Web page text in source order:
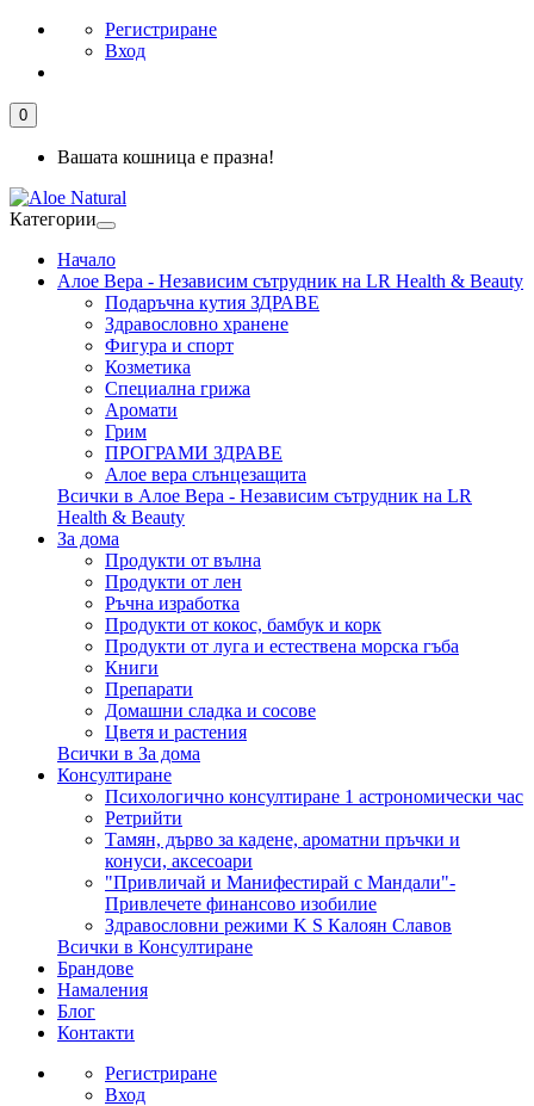
Регистриране
Вход
0
Вашата кошница е празна!
Категории
Начало
Алое Вера - Независим сътрудник на LR Health & Beauty
Подаръчна кутия ЗДРАВЕ
Здравословно хранене
Фигура и спорт
Козметика
Специална грижа
Аромати
Грим
ПРОГРАМИ ЗДРАВЕ
Алое вера слънцезащита
Всички в Алое Вера - Независим сътрудник на LR
Health & Beauty
За дома
Продукти от вълна
Продукти от лен
Ръчна изработка
Продукти от кокос, бамбук и корк
Продукти от луга и естествена морска гъба
Книги
Препарати
Домашни сладка и сосове
Цветя и растения
Всички в За дома
Консултиране
Психологично консултиране 1 астрономически час
Ретрийти
Тамян, дърво за кадене, ароматни пръчки и
конуси, аксесоари
"Привличай и Манифестирай с Мандали"-
Привлечете финансово изобилие
Здравословни режими K S Калоян Славов
Всички в Консултиране
Брандове
Намаления
Блог
Контакти
Регистриране
Вход